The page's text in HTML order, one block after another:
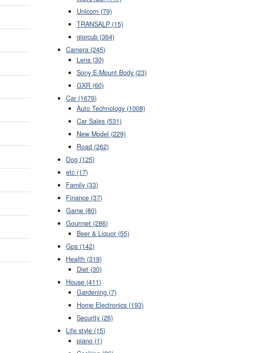
Unicorn (79)
TRANSALP (15)
giorcub (364)
Camera (245)
Lens (30)
Sony E-Mount Body (23)
GXR (60)
Car (1679)
Auto Technology (1008)
Car Sales (531)
New Model (229)
Road (262)
Dog (125)
etc (17)
Family (33)
Finance (37)
Game (80)
Gourmet (286)
Beer & Liquor (55)
Gps (142)
Health (319)
Diet (30)
House (411)
Gardening (7)
Home Electronics (193)
Security (26)
Life style (15)
piano (1)